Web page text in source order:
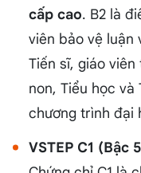
cấp cao. B2 là
viên bảo vệ luận
Tiến sĩ, giáo
non, Tiểu học và
chương trình đại
VSTEP C1 (Bậc